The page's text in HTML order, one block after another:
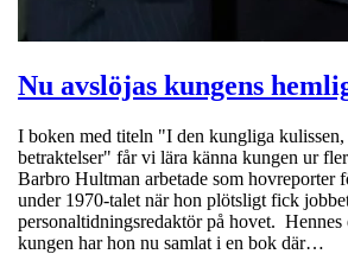
Nu avslöjas kungens
I boken med titeln "I den kungliga kulissen,
betraktelser" får vi lära känna kungen ur
Barbro Hultman arbetade som hovreporter
under 1970-talet när hon plötsligt fick
personaltidningsredaktör på hovet. Hennes
kungen har hon nu samlat i en bok där…